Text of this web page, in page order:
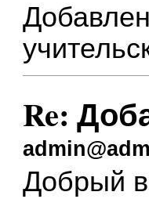
Re:
Добрый